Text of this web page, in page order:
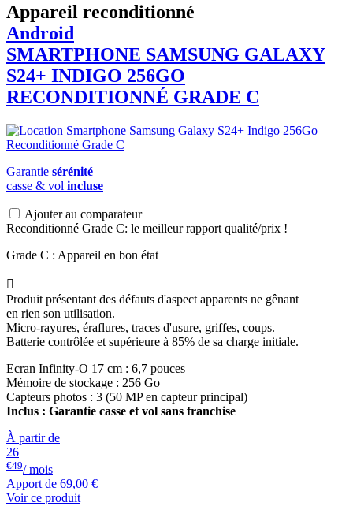
Appareil reconditionné
Android
SMARTPHONE SAMSUNG GALAXY
S24+ INDIGO 256GO
RECONDITIONNÉ GRADE C
Garantie sérénité
casse & vol incluse
Ajouter au comparateur
Reconditionné Grade C: le meilleur rapport qualité/prix !
Grade C : Appareil en bon état

Produit présentant des défauts d'aspect apparents ne gênant
en rien son utilisation.
Micro-rayures, éraflures, traces d'usure, griffes, coups.
Batterie contrôlée et supérieure à 85% de sa charge initiale.
Ecran Infinity-O 17 cm : 6,7 pouces
Mémoire de stockage : 256 Go
Capteurs photos : 3 (50 MP en capteur principal)
Inclus : Garantie casse et vol sans franchise
À partir de
26
€49/ mois
Apport de 69,00 €
Voir ce produit